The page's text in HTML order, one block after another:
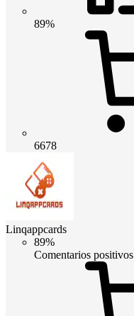
89%
6678
Linqappcards
89%
Comentarios positivos